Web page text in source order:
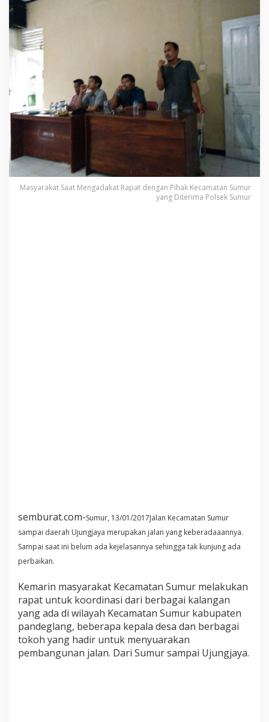
Masyarakat Saat Mengadakat Rapat dengan Pihak Kecamatan Sumur
yang Diterima Polsek Sumur
semburat.com-Sumur, 13/01/2017Jalan Kecamatan Sumur
sampai daerah Ujungjaya merupakan jalan yang keberadaaannya.
Sampai saat ini belum ada kejelasannya sehingga tak kunjung ada
perbaikan.
Kemarin masyarakat Kecamatan Sumur melakukan
rapat untuk koordinasi dari berbagai kalangan
yang ada di wilayah Kecamatan Sumur kabupaten
pandeglang, beberapa kepala desa dan berbagai
tokoh yang hadir untuk menyuarakan
pembangunan jalan. Dari Sumur sampai Ujungjaya.